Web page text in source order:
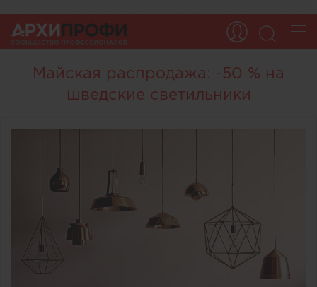
Майская распродажа: -50 % на
шведские светильники